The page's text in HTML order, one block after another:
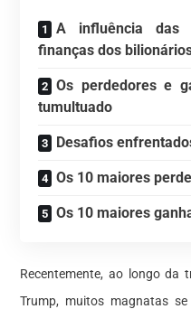
A influência das
finanças dos
Os perdedores e
tumultuado
Desafios
Os 10 maiores
Os 10 maiores
Recentemente, ao longo da
Trump, muitos magnatas